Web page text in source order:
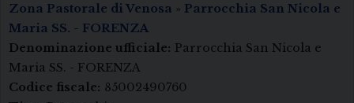
Zona Pastorale di Venosa » Parrocchia San Nicola e
Maria SS. - FORENZA
Denominazione ufficiale: Parrocchia San Nicola e
Maria SS. - FORENZA
Codice fiscale: 85002490760